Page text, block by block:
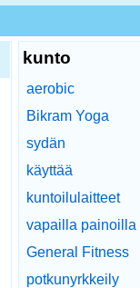
kunto
aerobic
Bikram Yoga
sydän
käyttää
kuntoilulaitteet
vapailla painoilla
General Fitness
potkunyrkkeily